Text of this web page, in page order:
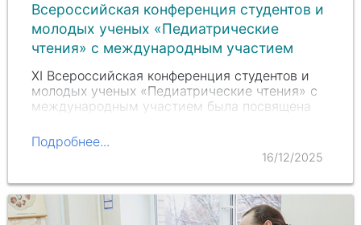
Всероссийская конференция студентов и
молодых ученых «Педиатрические
чтения» с международным участием
XI Всероссийская конференция студентов и
молодых ученых «Педиатрические чтения» с
международным участием была посвящена
педиатров Александра Алексеевича
Колтыпина, Дмитрия Дмитриевича…
Подробнее...
16/12/2025